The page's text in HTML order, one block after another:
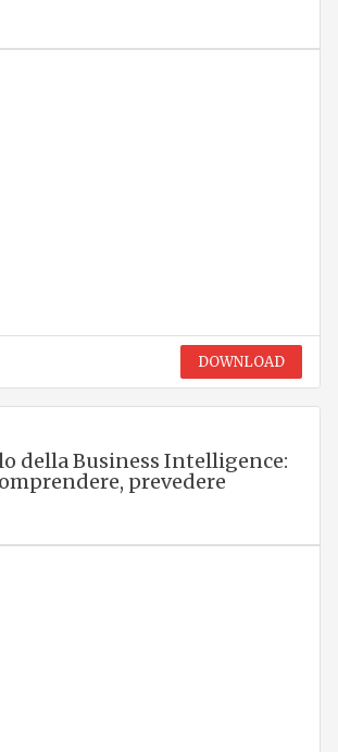
DOWNLOAD
della Business Intelligence:
prevedere